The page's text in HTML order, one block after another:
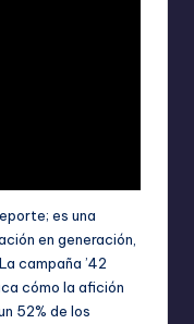
es una
en generación,
campaña ’42
cómo la afición
52% de los